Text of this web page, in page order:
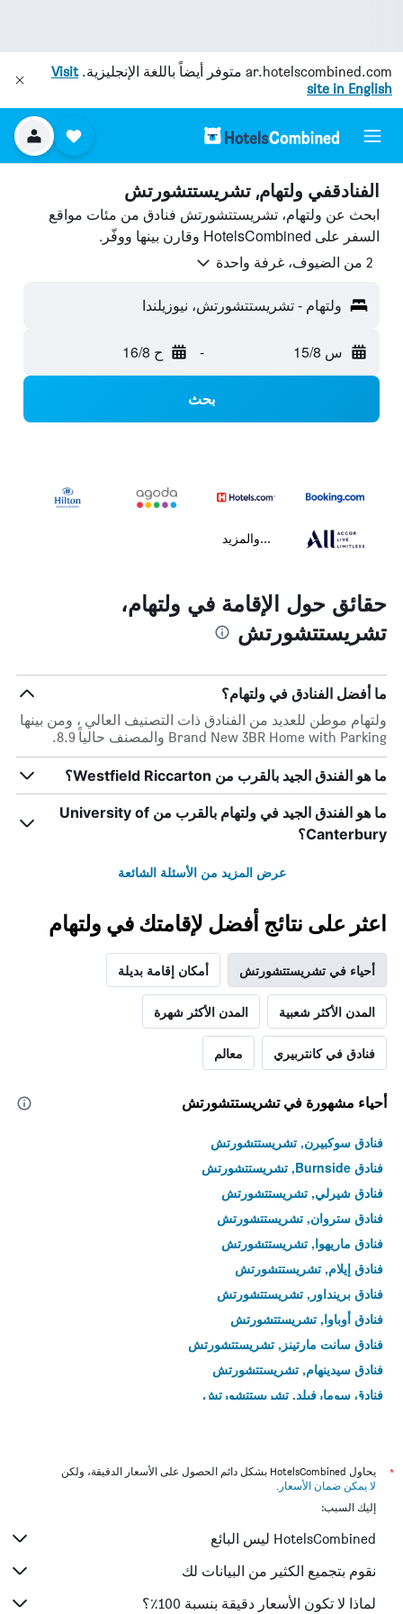
ar.hotelscombined.com متوفر أيضاً باللغة الإنجليزية.Visit
site in English
الفنادقفي ولتهام, تشريستتشورتش
ابحث عن ولتهام، تشريستتشورتش فنادق من مئات مواقع
السفر على HotelsCombined وقارن بينها ووفّر.
2 من الضيوف، غرفة واحدة
ولتهام - تشريستتشورتش، نيوزيلندا
س 15/8 - ح 16/8
بحث
...والمزيد
حقائق حول الإقامة في ولتهام،
تشريستتشورتش
ما أفضل الفنادق في ولتهام؟
ولتهام موطن للعديد من الفنادق ذات التصنيف العالي ، ومن بينها
Brand New 3BR Home with Parking والمصنف حالياً 8.9.
ما هو الفندق الجيد بالقرب من Westfield Riccarton؟
ما هو الفندق الجيد في ولتهام بالقرب من University of
Canterbury؟
عرض المزيد من الأسئلة الشائعة
اعثر على نتائج أفضل لإقامتك في ولتهام
أحياء في تشريستتشورتش أمكان إقامة بديلة
المدن الأكثر شعبية المدن الأكثر شهرة
فنادق في كانتربيري معالم
أحياء مشهورة في تشريستتشورتش
فنادق سوكبيرن, تشريستتشورتش
فنادق Burnside, تشريستتشورتش
فنادق شيرلي, تشريستتشورتش
فنادق ستروان, تشريستتشورتش
فنادق ماريهوا, تشريستتشورتش
فنادق إيلام, تشريستتشورتش
فنادق برينداور, تشريستتشورتش
فنادق أوباوا, تشريستتشورتش
فنادق سانت مارتينز, تشريستتشورتش
فنادق سيدينهام, تشريستتشورتش
فنادق سومارفيلد, تشريستتشورتش
فنادق ريكارتون, تشريستتشورتش
فنادق Christchurch Central City, تشريستتشورتش
فنادق Lindwood, تشريستتشورتش
*
يحاول HotelsCombined بشكل دائم الحصول على الأسعار الدقيقة، ولكن
لا يمكن ضمان الأسعار .
إليك السبب:
HotelsCombined ليس البائع
نقوم بتجميع الكثير من البيانات لك
لماذا لا تكون الأسعار دقيقة بنسبة 100٪؟